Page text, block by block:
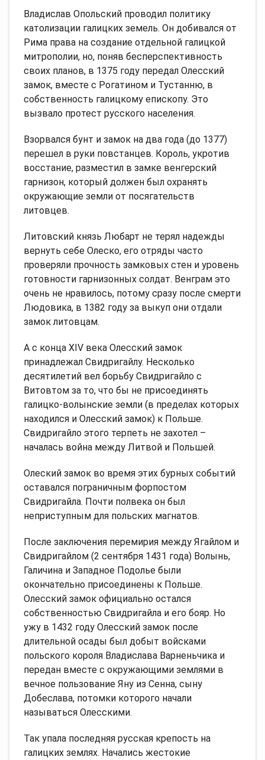
Владислав Опольский проводил политику
католизации галицких земель. Он добивался от
Рима права на создание отдельной галицкой
митрополии, но, поняв бесперспективность
своих планов, в 1375 году передал Олесский
замок, вместе с Рогатином и Тустанню, в
собственность галицкому епископу. Это
вызвало протест русского населения.
Взорвался бунт и замок на два года (до 1377)
перешел в руки повстанцев. Король, укротив
восстание, разместил в замке венгерский
гарнизон, который должен был охранять
окружающие земли от посягательств
литовцев.
Литовский князь Любарт не терял надежды
вернуть себе Олеско, его отряды часто
проверяли прочность замковых стен и уровень
готовности гарнизонных солдат. Венграм это
очень не нравилось, потому сразу после смерти
Людовика, в 1382 году за выкуп они отдали
замок литовцам.
А с конца XIV века Олесский замок
принадлежал Свидригайлу. Несколько
десятилетий вел борьбу Свидригайло с
Витовтом за то, что бы не присоединять
галицко-волынские земли (в пределах которых
находился и Олесский замок) к Польше.
Свидригайло этого терпеть не захотел –
началась война между Литвой и Польшей.
Олеский замок во время этих бурных событий
оставался пограничным форпостом
Свидригайла. Почти полвека он был
неприступным для польских магнатов.
После заключения перемирия между Ягайлом и
Свидригайлом (2 сентября 1431 года) Волынь,
Галичина и Западное Подолье были
окончательно присоединены к Польше.
Олесский замок официально остался
собственностью Свидригайла и его бояр. Но
ужу в 1432 году Олесский замок после
длительной осады был добыт войсками
польского короля Владислава Варненьчика и
передан вместе с окружающими землями в
вечное пользование Яну из Сенна, сыну
Добеслава, потомки которого начали
называться Олесскими.
Так упала последняя русская крепость на
галицких землях. Начались жестокие